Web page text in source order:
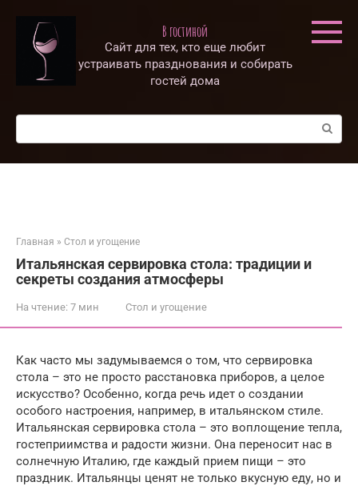
контенту
В гостиной
Сайт для тех, кто еще любит
устраивать празднования и собирать
гостей дома
Поиск:
Главная » Стол и угощение
Итальянская сервировка стола: традиции и
секреты создания атмосферы
На чтение: 7 мин Стол и угощение
Как часто мы задумываемся о том, что сервировка
стола – это не просто расстановка приборов, а целое
искусство? Особенно, когда речь идет о создании
особого настроения, например, в итальянском стиле.
Итальянская сервировка стола – это воплощение тепла,
гостеприимства и радости жизни. Она переносит нас в
солнечную Италию, где каждый прием пищи – это
праздник. Итальянцы ценят не только вкусную еду, но и